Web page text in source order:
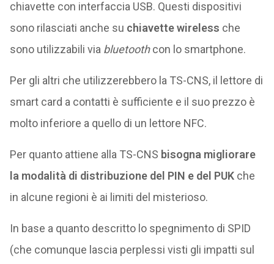
chiavette con interfaccia USB. Questi dispositivi
sono rilasciati anche su chiavette wireless che
sono utilizzabili via bluetoothcon lo smartphone.
Per gli altri che utilizzerebbero la TS-CNS, il lettore di
smart card a contatti è sufficiente e il suo prezzo è
molto inferiore a quello di un lettore NFC.
Per quanto attiene alla TS-CNS bisogna migliorare
la modalità di distribuzione del PIN e del PUKche
in alcune regioni è ai limiti del misterioso.
In base a quanto descritto lo spegnimento di SPID
(che comunque lascia perplessi visti gli impatti sul